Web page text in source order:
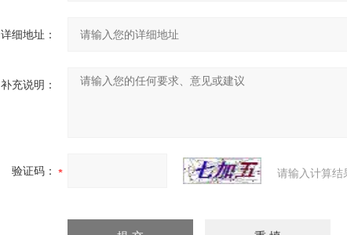
详细地址：
补充说明：
验证码： 请输入计算结